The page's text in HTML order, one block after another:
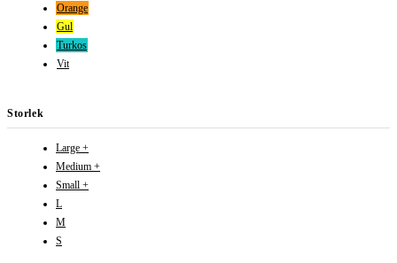
Orange
Gul
Turkos
Vit
Storlek
Large +
Medium +
Small +
L
M
S